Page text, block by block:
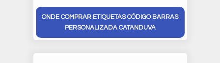
ONDE COMPRAR ETIQUETAS CÓDIGO BARRAS
PERSONALIZADA CATANDUVA